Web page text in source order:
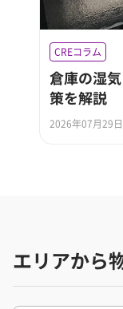
CREコラム
倉庫の湿
策を解説
2026年07月29
エリアから